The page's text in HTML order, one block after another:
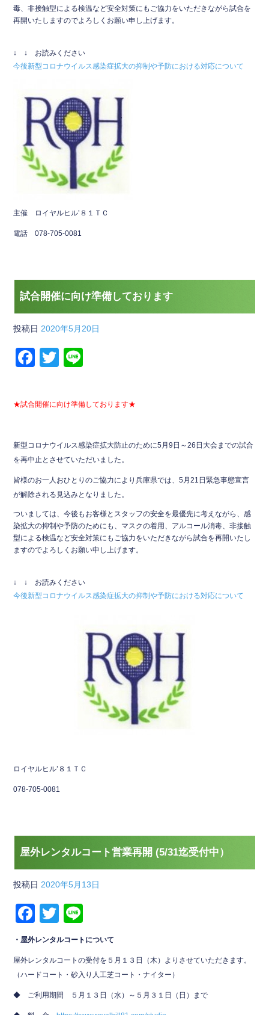
毒、非接触型による検温など安全対策にもご協力をいただきながら試合を
再開いたしますのでよろしくお願い申し上げます。
↓ ↓ お読みください
今後新型コロナウイルス感染症拡大の抑制や予防における対応について
主催 ロイヤルヒル’８１ＴＣ
電話 078-705-0081
試合開催に向け準備しております
投稿日 2020年5月20日
F
c
e
o
o
k
T
tt
er
e
★試合開催に向け準備しております★
新型コロナウイルス感染症拡大防止のために5月9日～26日大会までの試合
を再中止とさせていただいました。
皆様のお一人おひとりのご協力により兵庫県では、5月21日緊急事態宣言
が解除される見込みとなりました。
ついましては、今後もお客様とスタッフの安全を最優先に考えながら、感
染拡大の抑制や予防のためにも、マスクの着用、アルコール消毒、非接触
型による検温など安全対策にもご協力をいただきながら試合を再開いたし
ますのでよろしくお願い申し上げます。
↓ ↓ お読みください
今後新型コロナウイルス感染症拡大の抑制や予防における対応について
ロイヤルヒル’８１ＴＣ
078-705-0081
屋外レンタルコート営業再開 (5/31迄受付中）
投稿日 2020年5月13日
F
a
e
b
o
T
wi
er
n
e
・屋外レンタルコートについて
屋外レンタルコートの受付を５月１３日（木）よりさせていただきます。
（ハードコート・砂入り人工芝コート・ナイター）
◆ ご利用期間 ５月１３日（水）～５月３１日（日）まで